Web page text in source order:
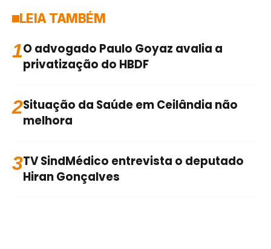
LEIA TAMBÉM
1O advogado Paulo Goyaz avalia a
privatização do HBDF
2Situação da Saúde em Ceilândia não
melhora
3TV SindMédico entrevista o deputado
Hiran Gonçalves